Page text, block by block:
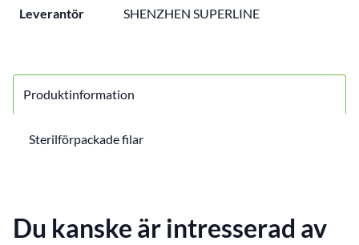
Leverantör SHENZHEN SUPERLINE
Produktinformation
Sterilförpackade filar
Du kanske är intresserad av